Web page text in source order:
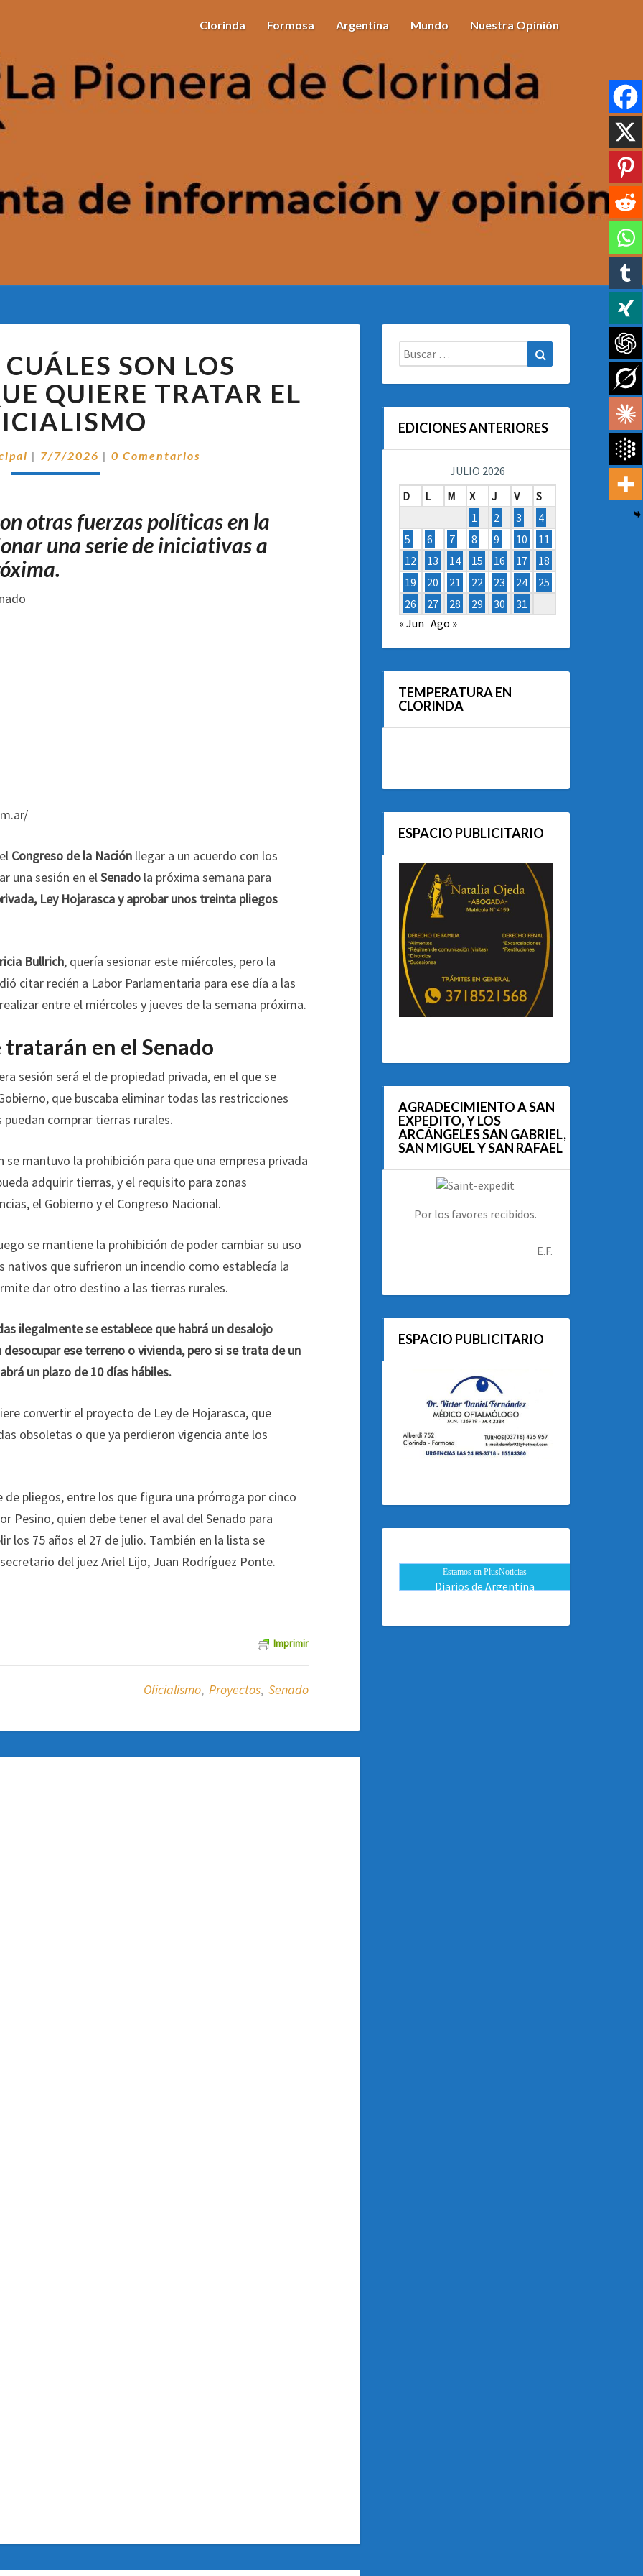
Clorinda Formosa Argentina Mundo Nuestra Opinión
CUÁLES
SON
LOS
PROYECTOS
QUE
QUIERE
TRATAR
SON LOS
QUIERE TRATAR EL
| 7/7/2026 | Comentarios
0 Comentarios
otras fuerzas políticas en la
una serie de iniciativas a
Congreso de la Nación llegar a un acuerdo con los
una sesión en elSenado la próxima semana para
Ley Hojarasca y aprobar unos treinta pliegos
Bullrich, quería sesionar este miércoles, pero la
citar recién a Labor Parlamentaria para ese día a las
entre el miércoles y jueves de la semana próxima.
tratarán en el Senado
sesión será el de propiedad privada, en el que se
que buscaba eliminar todas las restricciones
comprar tierras rurales.
mantuvo la prohibición para que una empresa privada
adquirir tierras, y el requisito para zonas
el Gobierno y el Congreso Nacional.
se mantiene la prohibición de poder cambiar su uso
nativos que sufrieron un incendio como establecía la
dar otro destino a las tierras rurales.
ilegalmente se establece que habrá un desalojo
ese terreno o vivienda, pero si se trata de un
un plazo de 10 días hábiles.
convertir el proyecto de Ley de Hojarasca, que
obsoletas o que ya perdieron vigencia ante los
de pliegos, entre los que figura una prórroga por cinco
Pesino, quien debe tener el aval del Senado para
los 75 años el 27 de julio. También en la lista se
del juez Ariel Lijo, Juan Rodríguez Ponte.
Imprimir
Oficialismo, Proyectos, Senado
Buscar:
EDICIONES ANTERIORES
JULIO 2026
D
L M X J V
S
1
2 3
4
5
6 7 8 9 10
11
12
13 14 15 16 17
18
19
20 21 22 23 24
25
26
27 28 29 30
31
« Jun Ago »
TEMPERATURA EN
CLORINDA
ESPACIO PUBLICITARIO
AGRADECIMIENTO A SAN
EXPEDITO, Y LOS
ARCÁNGELES SAN GABRIEL,
SAN MIGUEL Y SAN RAFAEL
Por los favores recibidos.
E.F.
ESPACIO PUBLICITARIO
Estamos en PlusNoticias
Diarios de Argentina